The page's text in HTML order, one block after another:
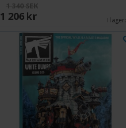
1 340 SEK
1 206 SEK I lager: